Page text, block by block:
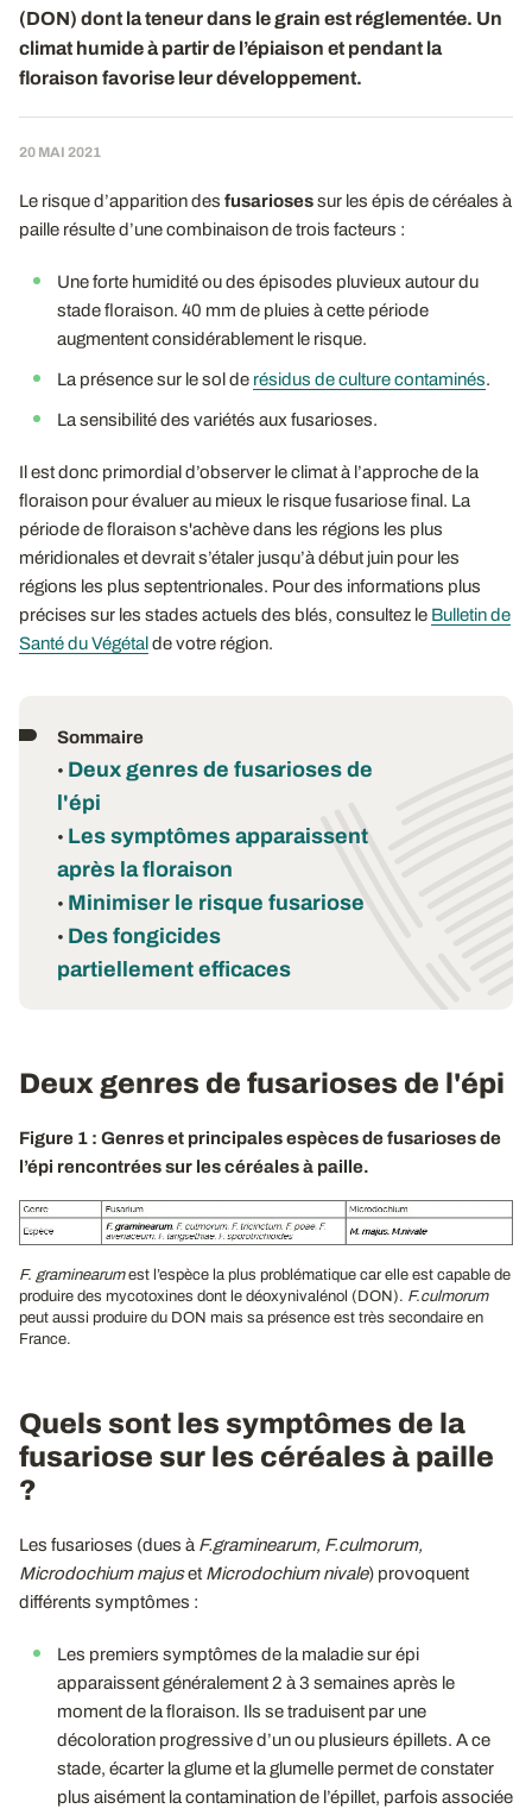
(DON) dont la teneur dans le grain est réglementée. Un
climat humide à partir de l’épiaison et pendant la
floraison favorise leur développement.
20 MAI 2021
Le risque d’apparition des fusariosessur les épis de céréales à
paille résulte d’une combinaison de trois facteurs :
Une forte humidité ou des épisodes pluvieux autour du
stade floraison. 40 mm de pluies à cette période
augmentent considérablement le risque.
La présence sur le sol de résidus de culture contaminés.
La sensibilité des variétés aux fusarioses.
Il est donc primordial d’observer le climat à l’approche de la
floraison pour évaluer au mieux le risque fusariose final. La
période de floraison s'achève dans les régions les plus
méridionales et devrait s’étaler jusqu’à début juin pour les
régions les plus septentrionales. Pour des informations plus
précises sur les stades actuels des blés, consultez le Bulletin de
Santé du Végétal de votre région.
Sommaire
• Deux genres de fusarioses de
l'épi
• Les symptômes apparaissent
après la floraison
• Minimiser le risque fusariose
• Des fongicides
partiellement efficaces
Deux genres de fusarioses de l'épi
Figure 1 : Genres et principales espèces de fusarioses de
l’épi rencontrées sur les céréales à paille.
F. graminearumest l’espèce la plus problématique car elle est capable de
produire des mycotoxines dont le déoxynivalénol (DON). F.culmorum
peut aussi produire du DON mais sa présence est très secondaire en
France.
Quels sont les symptômes de la
fusariose sur les céréales à paille
?
Les fusarioses (dues à F.graminearum, F.culmorum,
Microdochium majuset Microdochium nivale) provoquent
différents symptômes :
Les premiers symptômes de la maladie sur épi
apparaissent généralement 2 à 3 semaines après le
moment de la floraison. Ils se traduisent par une
décoloration progressive d’un ou plusieurs épillets. A ce
stade, écarter la glume et la glumelle permet de constater
plus aisément la contamination de l’épillet, parfois associée